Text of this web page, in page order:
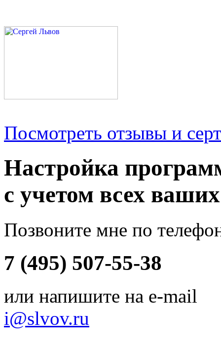
Посмотреть отзывы и
Настройка
с учетом всех
Позвоните мне по
7 (495) 507-55-38
или напишите на e-mail
i@slvov.ru